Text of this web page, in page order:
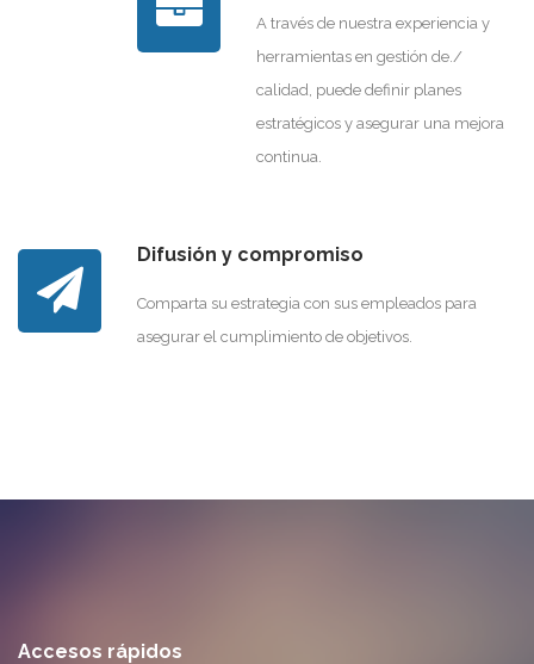
A través de nuestra experiencia y
herramientas en gestión de./
calidad, puede definir planes
estratégicos y asegurar una mejora
continua.
Difusión y compromiso
Comparta su estrategia con sus empleados para
asegurar el cumplimiento de objetivos.
Accesos rápidos